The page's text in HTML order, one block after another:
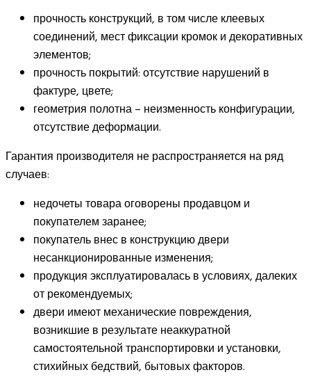
прочность конструкций, в том числе клеевых
соединений, мест фиксации кромок и декоративных
элементов;
прочность покрытий: отсутствие нарушений в
фактуре, цвете;
геометрия полотна – неизменность конфигурации,
отсутствие деформации.
Гарантия производителя не распространяется на ряд
случаев:
недочеты товара оговорены продавцом и
покупателем заранее;
покупатель внес в конструкцию двери
несанкционированные изменения;
продукция эксплуатировалась в условиях, далеких
от рекомендуемых;
двери имеют механические повреждения,
возникшие в результате неаккуратной
самостоятельной транспортировки и установки,
стихийных бедствий, бытовых факторов.